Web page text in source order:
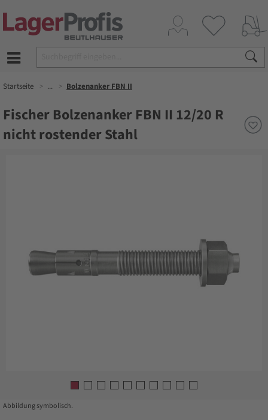
Startseite ... Bolzenanker FBN II
Fischer Bolzenanker FBN II 12/20 R
nicht rostender Stahl
Abbildung symbolisch.